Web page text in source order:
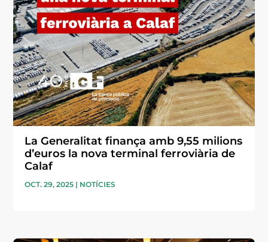
La Generalitat finança amb 9,55 milions
d’euros la nova terminal ferroviària de
Calaf
OCT. 29, 2025 | NOTÍCIES